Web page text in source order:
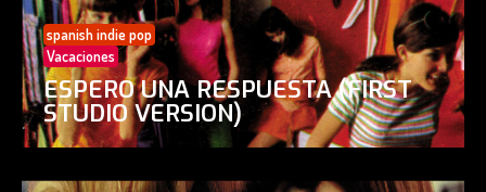
spanish indie pop
Vacaciones
ESPERO UNA RESPUESTA (FIRST
STUDIO VERSION)